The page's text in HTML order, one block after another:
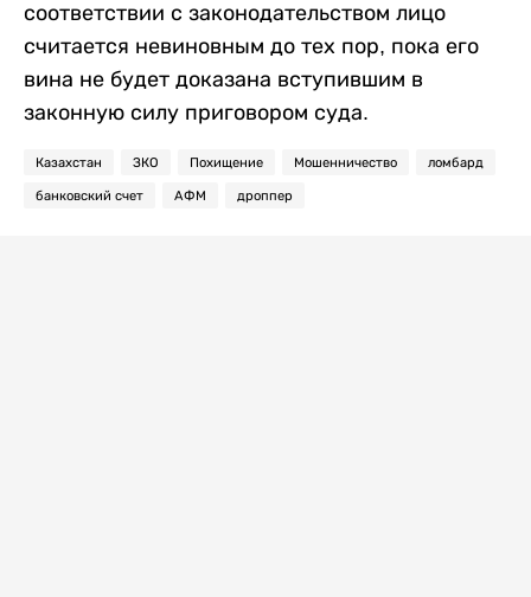
соответствии с законодательством лицо
считается невиновным до тех пор, пока его
вина не будет доказана вступившим в
законную силу приговором суда.
Казахстан ЗКО Похищение Мошенничество ломбард
банковский счет АФМ дроппер